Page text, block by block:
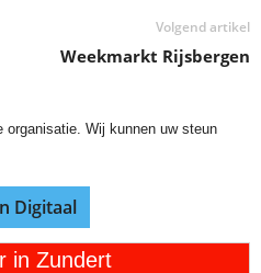
Volgend artikel
Weekmarkt Rijsbergen
organisatie. Wij kunnen uw steun
Digitaal
in Zundert